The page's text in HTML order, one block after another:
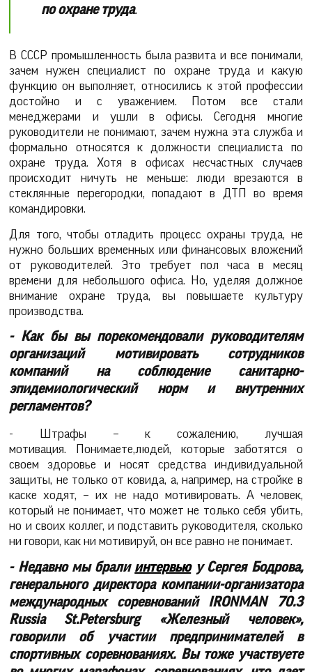
по охране труда.
В СССР промышленность была развита и все понимали,
зачем нужен специалист по охране труда и какую
функцию он выполняет, относились к этой профессии
достойно и с уважением. Потом все стали
менеджерами и ушли в офисы. Сегодня многие
руководители не понимают, зачем нужна эта служба и
формально относятся к должности специалиста по
охране труда. Хотя в офисах несчастных случаев
происходит ничуть не меньше: люди врезаются в
стеклянные перегородки, попадают в ДТП во время
командировки.
Для того, чтобы отладить процесс охраны труда, не
нужно больших временных или финансовых вложений
от руководителей. Это требует пол часа в месяц
времени для небольшого офиса. Но, уделяя должное
внимание охране труда, вы повышаете культуру
производства.
- Как бы вы порекомендовали руководителям
организаций мотивировать сотрудников
компаний на соблюдение санитарно-
эпидемиологический норм и внутренних
регламентов?
- Штрафы – к сожалению, лучшая
мотивация. Понимаете,людей, которые заботятся о
своем здоровье и носят средства индивидуальной
защиты, не только от ковида, а, например, на стройке в
каске ходят, – их не надо мотивировать. А человек,
который не понимает, что может не только себя убить,
но и своих коллег, и подставить руководителя, сколько
ни говори, как ни мотивируй, он все равно не понимает.
- Недавно мы брали интервьюу Сергея Бодрова,
генерального директора компании-организатора
международных соревнований IRONMAN 70.3
Russia St.Petersburg «Железный человек»,
говорили об участии предпринимателей в
спортивных соревнованиях. Вы тоже участвуете